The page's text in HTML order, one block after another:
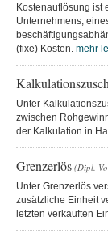
Kostenauflösung ist
Unternehmens,
(fixe) Kosten. mehr
Unter
zwischen
der Kalkulation in
Grenzerlös (Dipl.
Unter Grenzerlös
zusätzliche Einheit
letzten verkauften